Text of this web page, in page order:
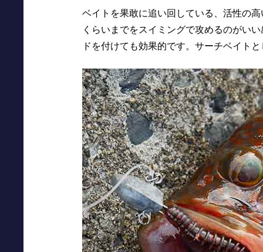
ベイトを果敢に追い回している、活性の
くらいまでをスイミングで攻めるのがい
ドを付けても効果的です。サーチベイト